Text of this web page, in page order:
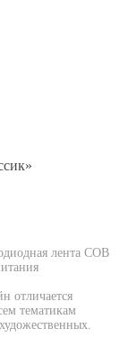
лента COB
отличается
тематикам